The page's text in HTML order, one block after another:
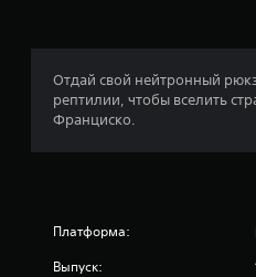
о
ю
ж
е
с
Отдай свой нейтронный
рептилии, чтобы вселить
Франциско.
Платформа:
Выпуск: